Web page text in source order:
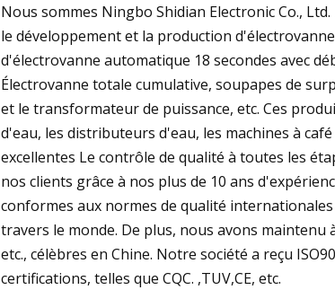
Nous sommes Ningbo Shidian Electronic Co.,
le développement et la production
d'électrovanne automatique 18 secondes avec
Électrovanne totale cumulative, soupapes de
et le transformateur de puissance, etc. Ces
d'eau, les distributeurs d'eau, les machines à
excellentes Le contrôle de qualité à toutes les
nos clients grâce à nos plus de 10 ans
conformes aux normes de qualité
travers le monde. De plus, nous avons
etc., célèbres en Chine. Notre société a reçu
certifications, telles que CQC. ,TUV,CE, etc.